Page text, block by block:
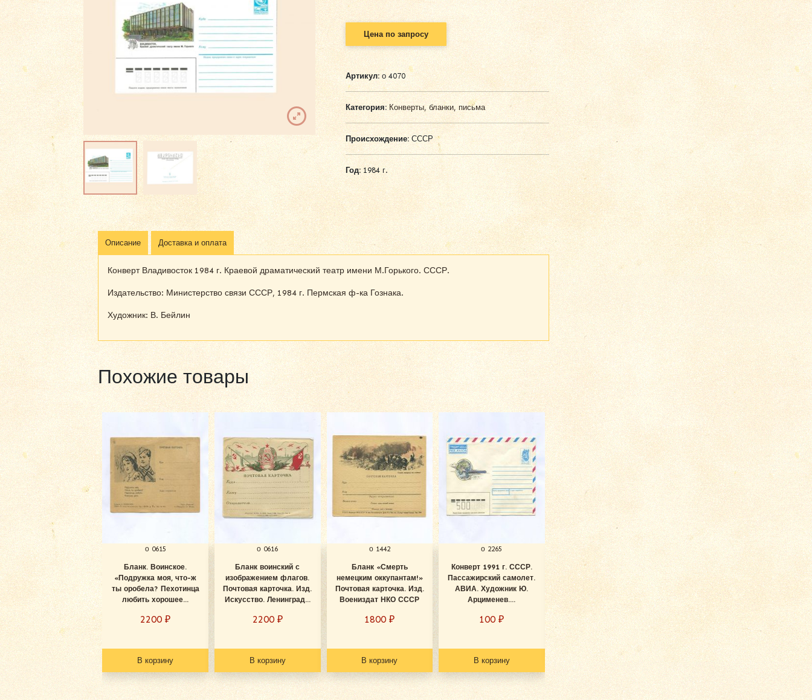
Цена по запросу
Артикул:о 4070
Категория: Конверты, бланки, письма
Происхождение:СССР
Год:1984 г.
Описание Доставка и оплата
Конверт Владивосток 1984 г. Краевой драматический театр имени М.Горького. СССР.
Издательство: Министерство связи СССР, 1984 г. Пермская ф-ка Гознака.
Художник: В. Бейлин
Похожие товары
о 0615
Бланк. Воинское.
«Подружка моя, что-ж
ты оробела? Пехотинца
любить хорошее...
2200₽
В корзину
о 0616
Бланк воинский с
изображением флагов.
Почтовая карточка. Изд.
Искусство. Ленинград...
2200 ₽
В корзину
о 1442
Бланк «Смерть
немецким оккупантам!»
Почтовая карточка. Изд.
Воениздат НКО СССР
1800₽
В корзину
о 2265
Конверт 1991 г. СССР.
Пассажирский самолет.
АВИА. Художник Ю.
Арцименев....
100₽
В корзину
о 3619
Конверт с письмом от
матери сыну во
Владивосток от 1...
Цена по запросу
Подробнее